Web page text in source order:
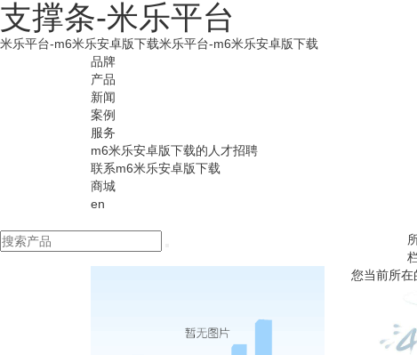
支撑条-米乐平台
米乐平台-m6米乐安卓版下载米乐平台-m6米乐安卓版下载
品牌
产品
新闻
案例
服务
m6米乐安卓版下载的人才招聘
联系m6米乐安卓版下载
商城
en
您当前所在